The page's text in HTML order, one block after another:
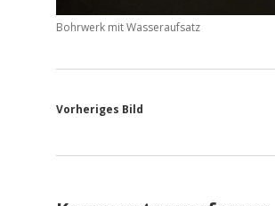
Bohrwerk mit Wasseraufsatz
Vorheriges Bild